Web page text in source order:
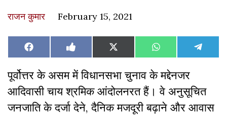
राजन कुमार February 15, 2021
Share
on
Facebook Share
on
Like
on
Facebook
Share
on
X
(Twitter)
Share
on
WhatsAppShare
on
पूर्वोत्तर के असम में विधानसभा चुनाव के मद्देनजर
आदिवासी चाय श्रमिक आंदोलनरत हैं। वे अनुसूचित
जनजाति के दर्जा देने, दैनिक मजदूरी बढ़ाने और आवास